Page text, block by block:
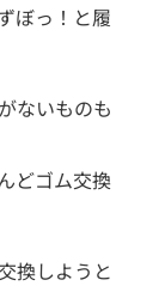
ぼっ！と履
ないものも
どゴム交換
換しようと